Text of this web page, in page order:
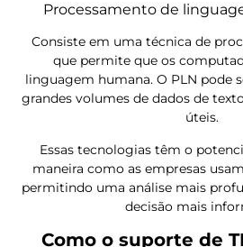
Processamento de
Consiste em uma técnica de
que permite que os
linguagem humana. O PLN pode
grandes volumes de dados de
úteis.
Essas tecnologias têm o
maneira como as empresas
permitindo uma análise mais
decisão mais
Como o suporte de